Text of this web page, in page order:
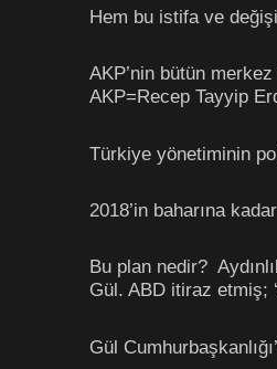
Hem bu istifa ve
AKP’nin bütün
AKP=Recep Tayyip
Türkiye yönetiminin
2018’in baharına
Bu plan nedir?
Gül. ABD itiraz etmiş;
Gül